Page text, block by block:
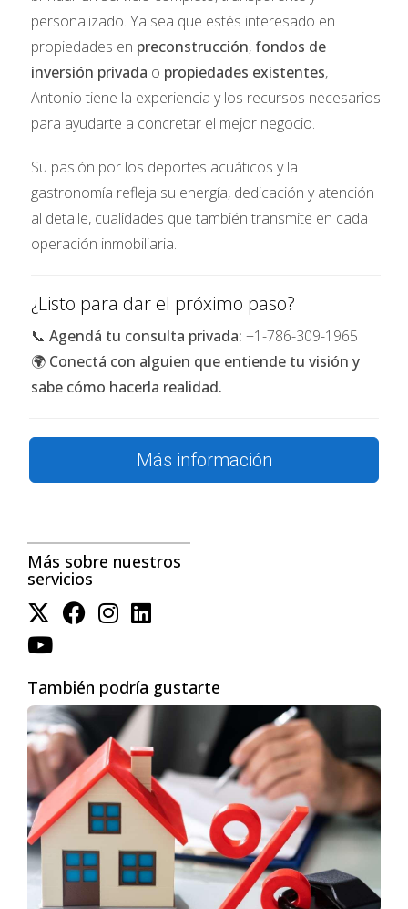
Los datos de mayo de 2025, en contraste con mayo
de 2024, apuntan a un mercado con
menos
transacciones y una disminución de los precios
Tanto las ventas cerradas como el precio de venta
medio experimentaron caídas de dos dígitos
porcentuales. De manera similar, el volumen total en
dólares y las nuevas ventas pendientes también
experimentaron descensos significativos. Si bien los
nuevos listados disminuyeron, elaumento del 33%
en el inventario activo
comparación con el año anterior.
Esta información es proporcionada por Florida
Realtors®. Para obtener información inmobiliaria más
detallada o asistencia con la compra o venta en
Aguirre, un experto de RE/MAX Advance Realty. Su
oficina está ubicada en 5792 Sunset Dr, Miami, FL
33143. Puede contactarlo por teléfono al (786) 309-
tony@antonioaguirre.com
Le agradecería mucho si pudiera dejar una reseña en
personalizado. Ya sea que estés interesado en
propiedades en preconstrucción, fondos de
inversión privada o propiedades existentes,
Antonio tiene la experiencia y los recursos necesarios
para ayudarte a concretar el mejor negocio.
Su pasión por los deportes acuáticos y la
gastronomía refleja su energía, dedicación y atención
al detalle, cualidades que también transmite en cada
operación inmobiliaria.
¿Listo para dar el próximo paso?
📞 Agendá tu consulta privada: +1-786-309-1965
🌍 Conectá con alguien que entiende tu visión y
sabe cómo hacerla realidad.
Más información
Más sobre nuestros
servicios
También podría gustarte